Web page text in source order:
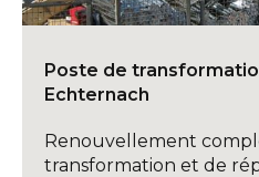
Poste de
Echternach
Renouvellement
transformation et de